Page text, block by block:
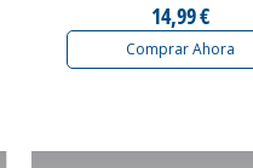
14,99 €
Comprar Ahora